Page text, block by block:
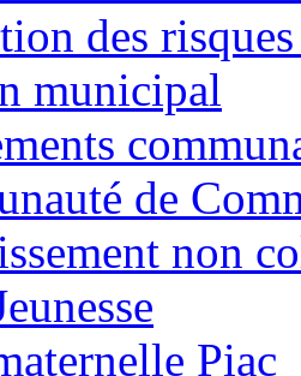
des
municipal
de
non
Piac